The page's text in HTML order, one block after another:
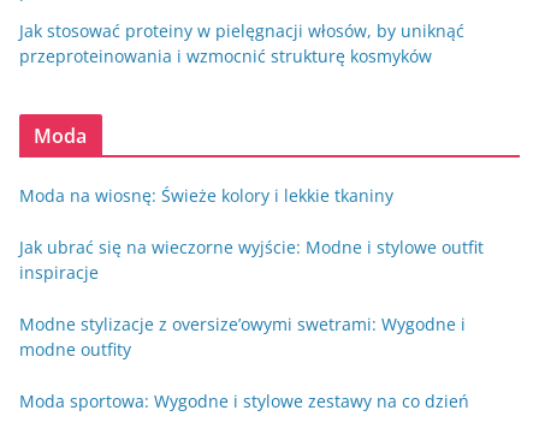
Jak stosować proteiny w pielęgnacji włosów, by uniknąć
przeproteinowania i wzmocnić strukturę kosmyków
Moda
Moda na wiosnę: Świeże kolory i lekkie tkaniny
Jak ubrać się na wieczorne wyjście: Modne i stylowe outfit
inspiracje
Modne stylizacje z oversize’owymi swetrami: Wygodne i
modne outfity
Moda sportowa: Wygodne i stylowe zestawy na co dzień